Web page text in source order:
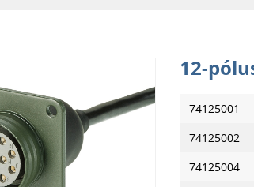
12-
74125001
74125002
74125004